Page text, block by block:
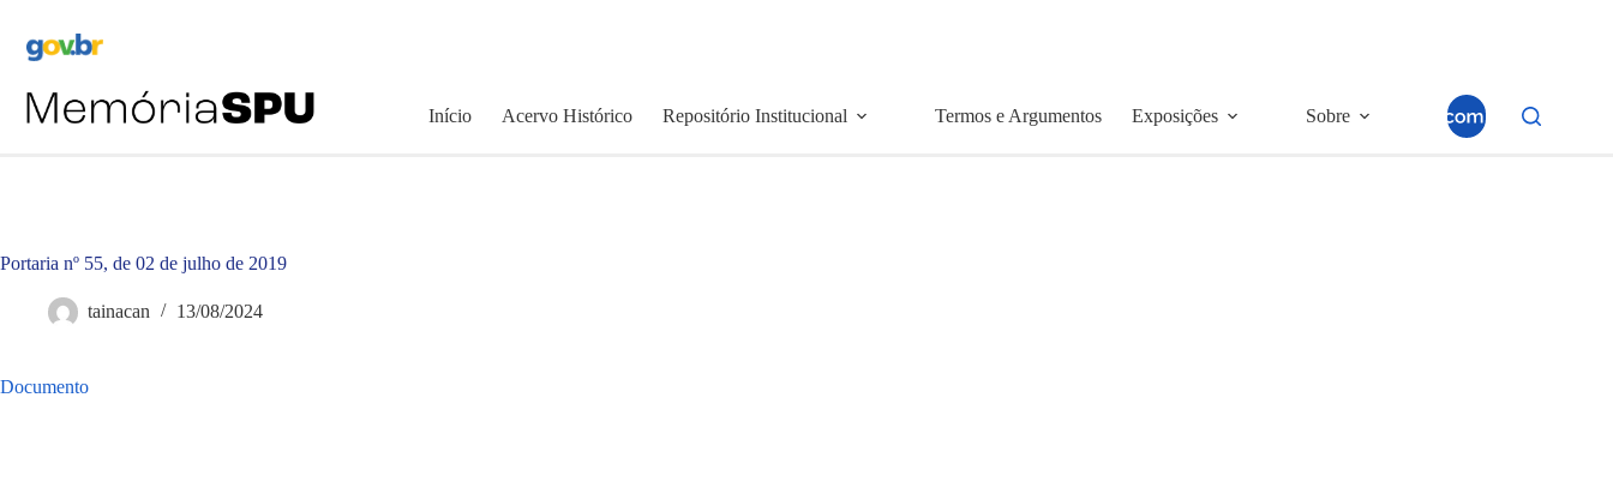
Início Acervo Histórico Repositório Institucional Termos e Argumentos Exposições Sobre
Portaria nº 55, de 02 de julho de 2019
tainacan 13/08/2024
Documento